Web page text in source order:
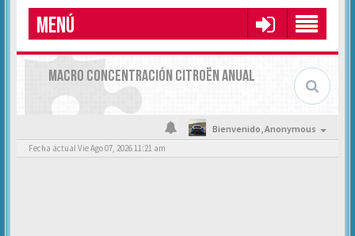
MENÚ
MACRO CONCENTRACIÓN CITROËN ANUAL
Bienvenido,Anonymous
Fecha actual Vie Ago 07, 2026 11:21 am